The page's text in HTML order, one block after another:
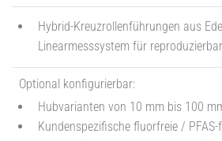
Hybrid-Kreuzrollenführungen aus
Linearmesssystem für
Optional konfigurierbar:
Hubvarianten von 10 mm bis 100
Kundenspezifische fluorfreie / PFAS-